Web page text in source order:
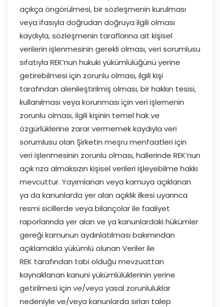
açıkça öngörülmesi, bir sözleşmenin kurulması
veya ifasıyla doğrudan doğruya ilgili olması
kaydıyla, sözleşmenin taraflarına ait kişisel
verilerin işlenmesinin gerekli olması, veri sorumlusu
sıfatıyla REK’nun hukuki yükümlülüğünü yerine
getirebilmesi için zorunlu olması, ilgili kişi
tarafından alenileştirilmiş olması, bir hakkın tesisi,
kullanılması veya korunması için veri işlemenin
zorunlu olması, ilgili kişinin temel hak ve
özgürlüklerine zarar vermemek kaydıyla veri
sorumlusu olan Şirketin meşru menfaatleri için
veri işlenmesinin zorunlu olması, hallerinde REK’nun
açık rıza almaksızın kişisel verileri işleyebilme hakkı
mevcuttur. Yayımlanan veya kamuya açıklanan
ya da kanunlarda yer alan açıklık ilkesi uyarınca
resmi sicillerde veya bilançolar ile faaliyet
raporlarında yer alan ve ya kanunlardaki hükümler
gereği kamunun aydınlatılması bakımından
açıklamakla yükümlü olunan Veriler ile
REK tarafından tabi olduğu mevzuattan
kaynaklanan kanuni yükümlülüklerinin yerine
getirilmesi için ve/veya yasal zorunluluklar
nedeniyle ve/veya kanunlarda sırları talep